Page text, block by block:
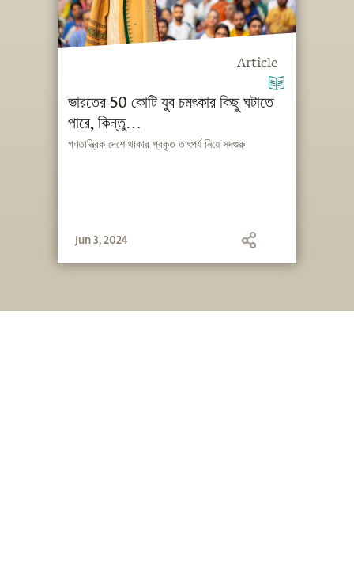
Article
ভারতের 50 কোটি যুব চমৎকার কিছু ঘটাতে
পারে, কিন্তু…
গণতান্ত্রিক দেশে থাকার প্রকৃত তাৎপর্য নিয়ে সদগুরু
Jun 3, 2024